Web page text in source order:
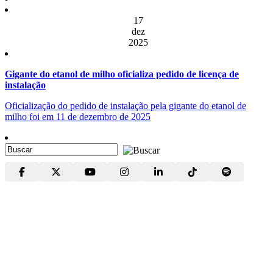
17
dez
2025
Gigante do etanol de milho oficializa pedido de licença de
instalação
Oficialização do pedido de instalação pela gigante do etanol de
milho foi em 11 de dezembro de 2025